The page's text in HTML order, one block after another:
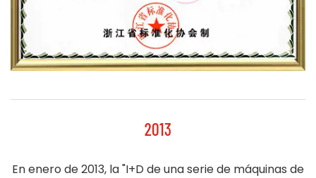
2013
En enero de 2013, la "I+D de una serie de máquinas de